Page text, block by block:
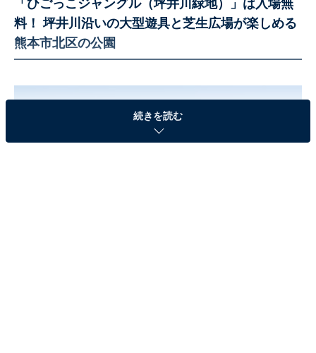
「ひごっこジャングル（坪井川緑地）」は入場無
料！ 坪井川沿いの大型遊具と芝生広場が楽しめる
熊本市北区の公園
続きを読む